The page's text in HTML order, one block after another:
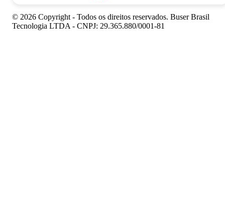
© 2026 Copyright - Todos os direitos reservados. Buser Brasil
Tecnologia LTDA - CNPJ: 29.365.880/0001-81